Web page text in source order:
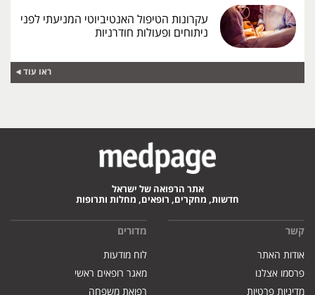
עקרונות הטיפול האנטיביוטי המניעתי לפני
ניתוחים ופעולות חודרניות
ראו עוד
אתר הרפואה של ישראל
חדשות, מחקרים, רופאים, מחלות ותרופות
קשר
אודות האתר
פרסמו אצלנו
מדיניות פרטיות
מדורים
לוח מודעות
מאגר רופאים ראשי
רפואת משפחה